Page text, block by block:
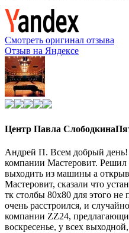
Смотреть оригинал отзыва
Отзыв на Яндексе
Центр Павла Слободкина
Андрей П. Всем добрый
компании Мастеровит. Решил
выходить из машины а
Мастеровит, сказали что
тк столбы 80х80 для этого
очень расстроился, и
компании ZZ24,
воскресенье, у всех